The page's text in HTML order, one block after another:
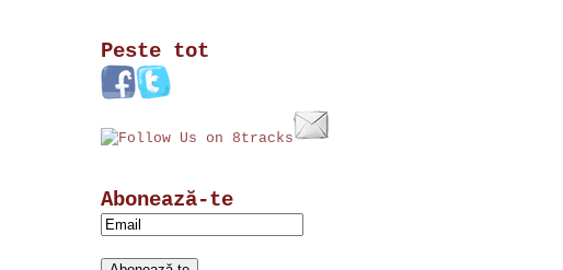
Peste tot
Abonează-te